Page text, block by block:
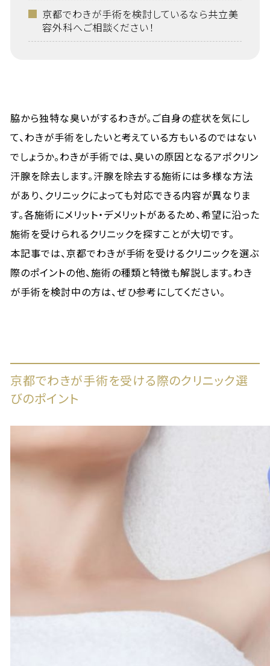
京都でわきが手術を検討しているなら共立美
容外科へご相談ください！
脇から独特な臭いがするわきが。ご自身の症状を気にし
て、わきが手術をしたいと考えている方もいるのではない
でしょうか。わきが手術では、臭いの原因となるアポクリン
汗腺を除去します。汗腺を除去する施術には多様な方法
があり、クリニックによっても対応できる内容が異なりま
す。各施術にメリット・デメリットがあるため、希望に沿った
施術を受けられるクリニックを探すことが大切です。
本記事では、京都でわきが手術を受けるクリニックを選ぶ
際のポイントの他、施術の種類と特徴も解説します。わき
が手術を検討中の方は、ぜひ参考にしてください。
京都でわきが手術を受ける際のクリニック選
びのポイント